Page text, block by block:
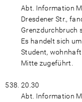
Abt. Information
Dresdener Str.,
Grenzdurchbruch
Es handelt sich
Student, wohnhaft
Mitte zugeführt.
20.30
Abt. Information